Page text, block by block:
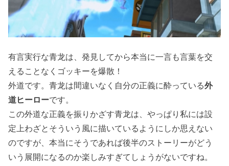
有言実行な青龙は、発見してから本当に一言も言葉を交
えることなくゴッキーを爆散！
外道です。青龙は間違いなく自分の正義に酔っている外
道ヒーローです。
この外道な正義を振りかざす青龙は、やっぱり私には設
定上わざとそういう風に描いているようにしか思えない
のですが、本当にそうであれば後半のストーリーがどう
いう展開になるのか楽しみすぎてしょうがないですね。